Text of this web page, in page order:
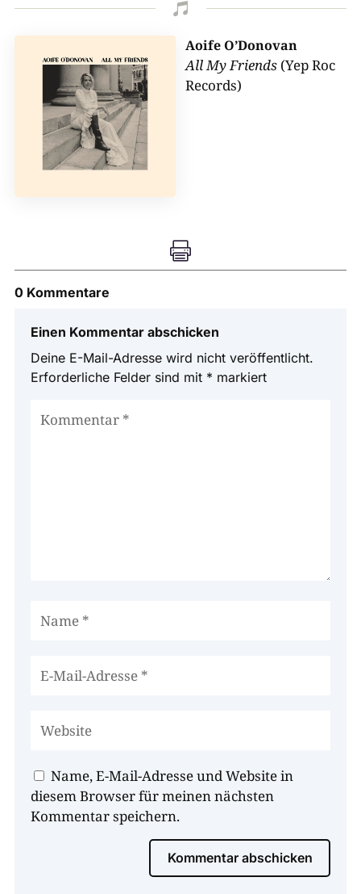

Aoife O’Donovan
All My Friends (Yep Roc
Records)

0 Kommentare
Einen Kommentar abschicken
Deine E-Mail-Adresse wird nicht veröffentlicht.
Erforderliche Felder sind mit * markiert
Name, E-Mail-Adresse und Website in
diesem Browser für meinen nächsten
Kommentar speichern.
Kommentar abschicken